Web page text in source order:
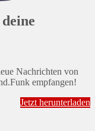
Nachrichten von
empfangen!
Jetzt herunterladen